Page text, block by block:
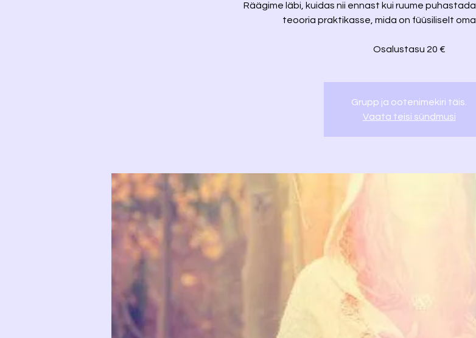
Räägime läbi, kuidas nii ennast kui ruume
teooria praktikasse, mida on füüsiliselt
Osalustasu 20 €
Grupp ja ootenimekiri täis.
Vaata teisi sündmusi